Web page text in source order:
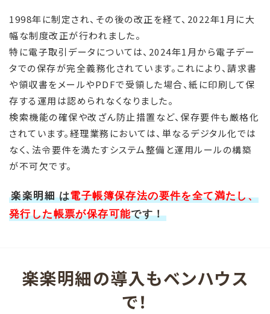
1998年に制定され、その後の改正を経て、2022年1月に大
幅な制度改正が行われました。
特に電子取引データについては、2024年1月から電子デー
タでの保存が完全義務化されています。これにより、請求書
や領収書をメールやPDFで受領した場合、紙に印刷して保
存する運用は認められなくなりました。
検索機能の確保や改ざん防止措置など、保存要件も厳格化
されています。経理業務においては、単なるデジタル化では
なく、法令要件を満たすシステム整備と運用ルールの構築
が不可欠です。
楽楽明細 は電子帳簿保存法の要件を全て満たし、
発行した帳票が保存可能です！
楽楽明細の導入もベンハウス
で！